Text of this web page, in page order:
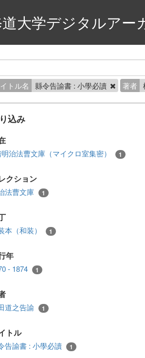
大学デジタルアー
トル名 縣令告諭書 : 小學必讀 著者
込み
治法曹文庫（マイクロ室集密） 1
クション
法曹文庫 1
本（和装） 1
年
- 1874 1
道之告諭 1
トル
告諭書 : 小學必讀 1